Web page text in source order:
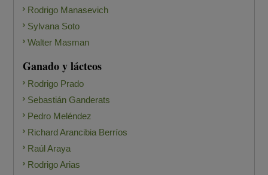
Rodrigo Manasevich
Sylvana Soto
Walter Masman
Ganado y lácteos
Rodrigo Prado
Sebastián Ganderats
Pedro Meléndez
Richard Arancibia Berríos
Raúl Araya
Rodrigo Arias